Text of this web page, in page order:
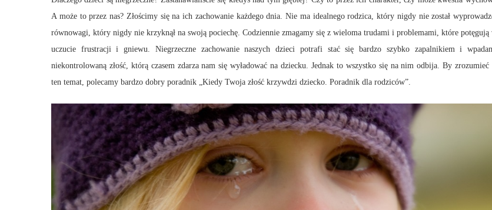
A może to przez nas? Złościmy się na ich zachowanie każdego dnia. Nie ma idealnego rodzica, który nigdy nie został
równowagi, który nigdy nie krzyknął na swoją pociechę. Codziennie zmagamy się z wieloma trudami i problemami, które potęgują
uczucie frustracji i gniewu. Niegrzeczne zachowanie naszych dzieci potrafi stać się bardzo szybko zapalnikiem i
niekontrolowaną złość, którą czasem zdarza nam się wyładować na dziecku. Jednak to wszystko się na nim odbija. By zrozumieć
ten temat, polecamy bardzo dobry poradnik „Kiedy Twoja złość krzywdzi dziecko. Poradnik dla rodziców”.